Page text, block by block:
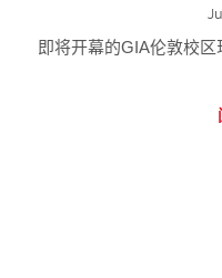
即将开幕的GIA伦敦校